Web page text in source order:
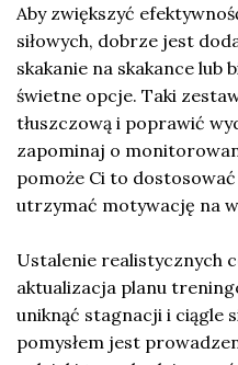
Aby zwiększyć
siłowych, dobrze jest
skakanie na skakance lub
świetne opcje. Taki
tłuszczową i poprawić
zapominaj o
pomoże Ci to
utrzymać motywację na
Ustalenie realistycznych
aktualizacja planu
uniknąć stagnacji i ciągle
pomysłem jest